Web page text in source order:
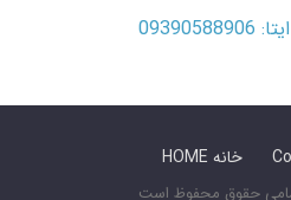
HOME خانه